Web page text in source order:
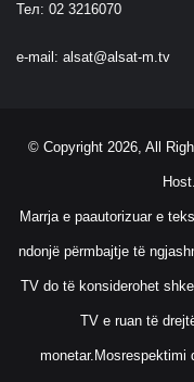
Тел: 02 3216070
e-mail: alsat@alsat-m.tv
© Copyright 2026, All
Marrja e paautorizuar e
ndonjë përmbajtje të
TV do të konsiderohet
TV e ruan të
monetar.Mosrespektimi